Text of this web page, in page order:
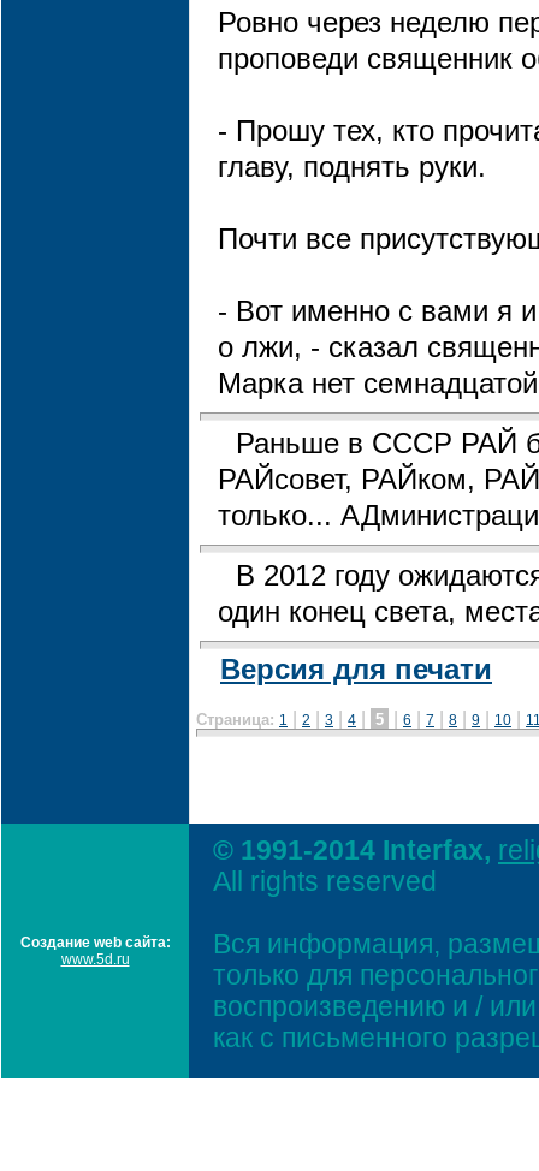
Ровно через неделю
проповеди священник
- Прошу тех, кто
главу, поднять руки.
Почти все
- Вот именно с вами я и
о лжи, - сказал
Марка нет
Раньше в СССР РАЙ
РАЙсовет, РАЙком,
только...
В 2012 году
один конец света,
Версия для печати
Страница: 1 2 3 4 5 6 7 8 9 10
Создание web сайта:
www.5d.ru
© 1991-2014 Interfax,
All rights reserved
Вся информация,
только для
воспроизведению и /
как с письменного